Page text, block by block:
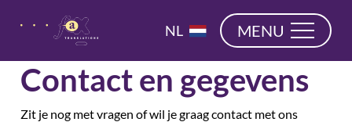
NL
DE
MENU
Contact en gegevens
Zit je nog met vragen of wil je graag contact met ons